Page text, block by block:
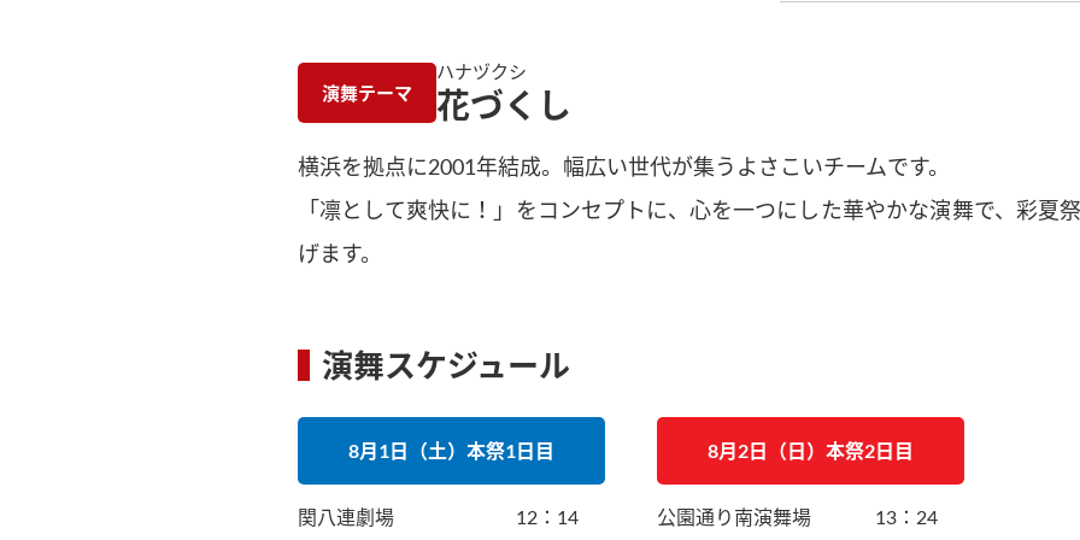
演舞テーマ
ハナヅクシ
花づくし
横浜を拠点に2001年結成。幅広い世代が集うよさこいチームです。
「凛として爽快に！」をコンセプトに、心を一つにした華やかな演舞で、彩夏
げます。
演舞スケジュール
8月1日（土）本祭1日目
関八連劇場 12：14
8月2日（日）本祭2日目
公園通り南演舞場 13：24